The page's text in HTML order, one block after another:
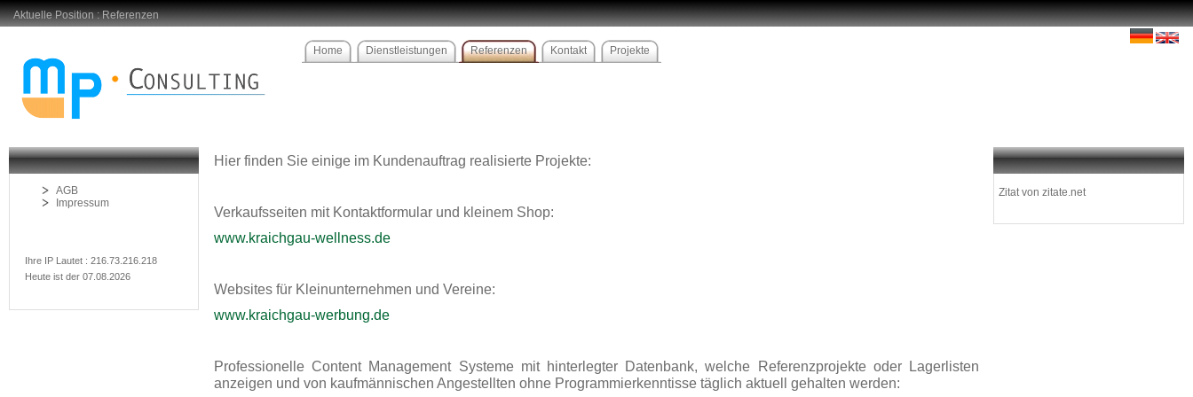
Aktuelle Position : Referenzen
Home Dienstleistungen Referenzen Kontakt Projekte
AGB
Impressum
Ihre IP Lautet : 216.73.216.218
Heute ist der 07.08.2026
Hier finden Sie einige im Kundenauftrag realisierte Projekte:
Verkaufsseiten mit Kontaktformular und kleinem Shop:
www.kraichgau-wellness.de
Websites für Kleinunternehmen und Vereine:
www.kraichgau-werbung.de
Professionelle Content Management Systeme mit hinterlegter Datenbank, welche Referenzprojekte oder Lagerlisten
anzeigen und von kaufmännischen Angestellten ohne Programmierkenntisse täglich aktuell gehalten werden:
Zitat von zitate.net